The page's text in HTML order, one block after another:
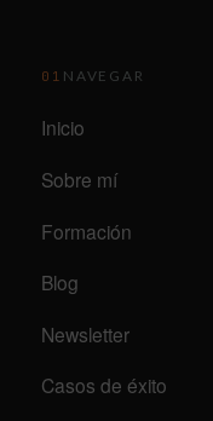
01 NAVEGAR
Inicio
Sobre mí
Formación
Blog
Newsletter
Casos de éxito